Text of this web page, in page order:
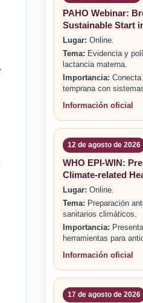
PAHO Webinar:
Sustainable Start
Lugar: Online.
Tema: Evidencia y
lactancia materna.
Importancia:
temprana con
Información oficial
12 de agosto de 2026
WHO EPI-WIN:
Climate-related
Lugar: Online.
Tema: Preparación
sanitarios climáticos.
Importancia:
herramientas para
Información oficial
17 de agosto de 2026